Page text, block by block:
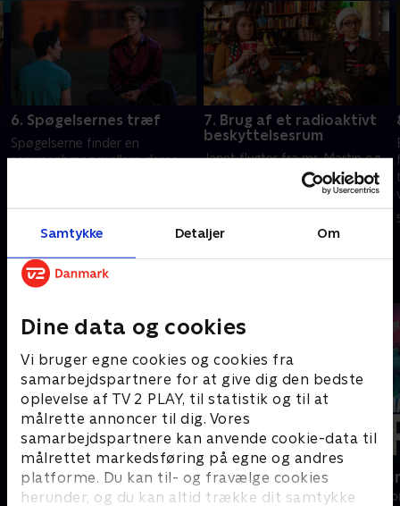
Samtykke Detaljer Om
Dine data og cookies
Vi bruger egne cookies og cookies fra
samarbejdspartnere for at give dig den bedste
oplevelse af TV 2 PLAY, til statistik og til at
målrette annoncer til dig. Vores
samarbejdspartnere kan anvende cookie-data til
målrettet markedsføring på egne og andres
platforme. Du kan til- og fravælge cookies
herunder, og du kan altid trække dit samtykke
6. Spøgelsernes træf
Spøgelserne finder en
sammenhæng mellem deres
7. Brug af et radioaktivt
beskyttelsesrum
Janet flygter fra mr. Martin og
kræver, at Simon tager hende
med tilbage til skolen.
Andre så også
Familier som vores
Drama • 1 sæsoner
Happy
Drama • 1